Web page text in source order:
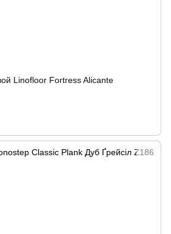
Linofloor Fortress Alicante